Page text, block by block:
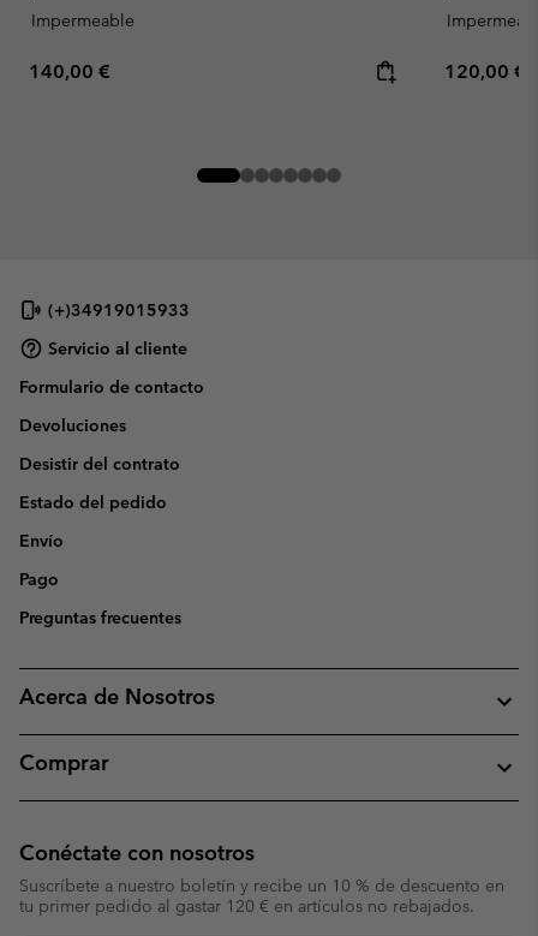
Impermeable
Regular price:
140,00 € Regular
120,00 €
(+)34919015933
Servicio al cliente
Formulario de contacto
Devoluciones
Desistir del contrato
Estado del pedido
Envío
Pago
Preguntas frecuentes
Acerca de Nosotros
Comprar
Conéctate con nosotros
Suscríbete a nuestro boletín y recibe un 10 % de descuento en
tu primer pedido al gastar 120 € en artículos no rebajados.